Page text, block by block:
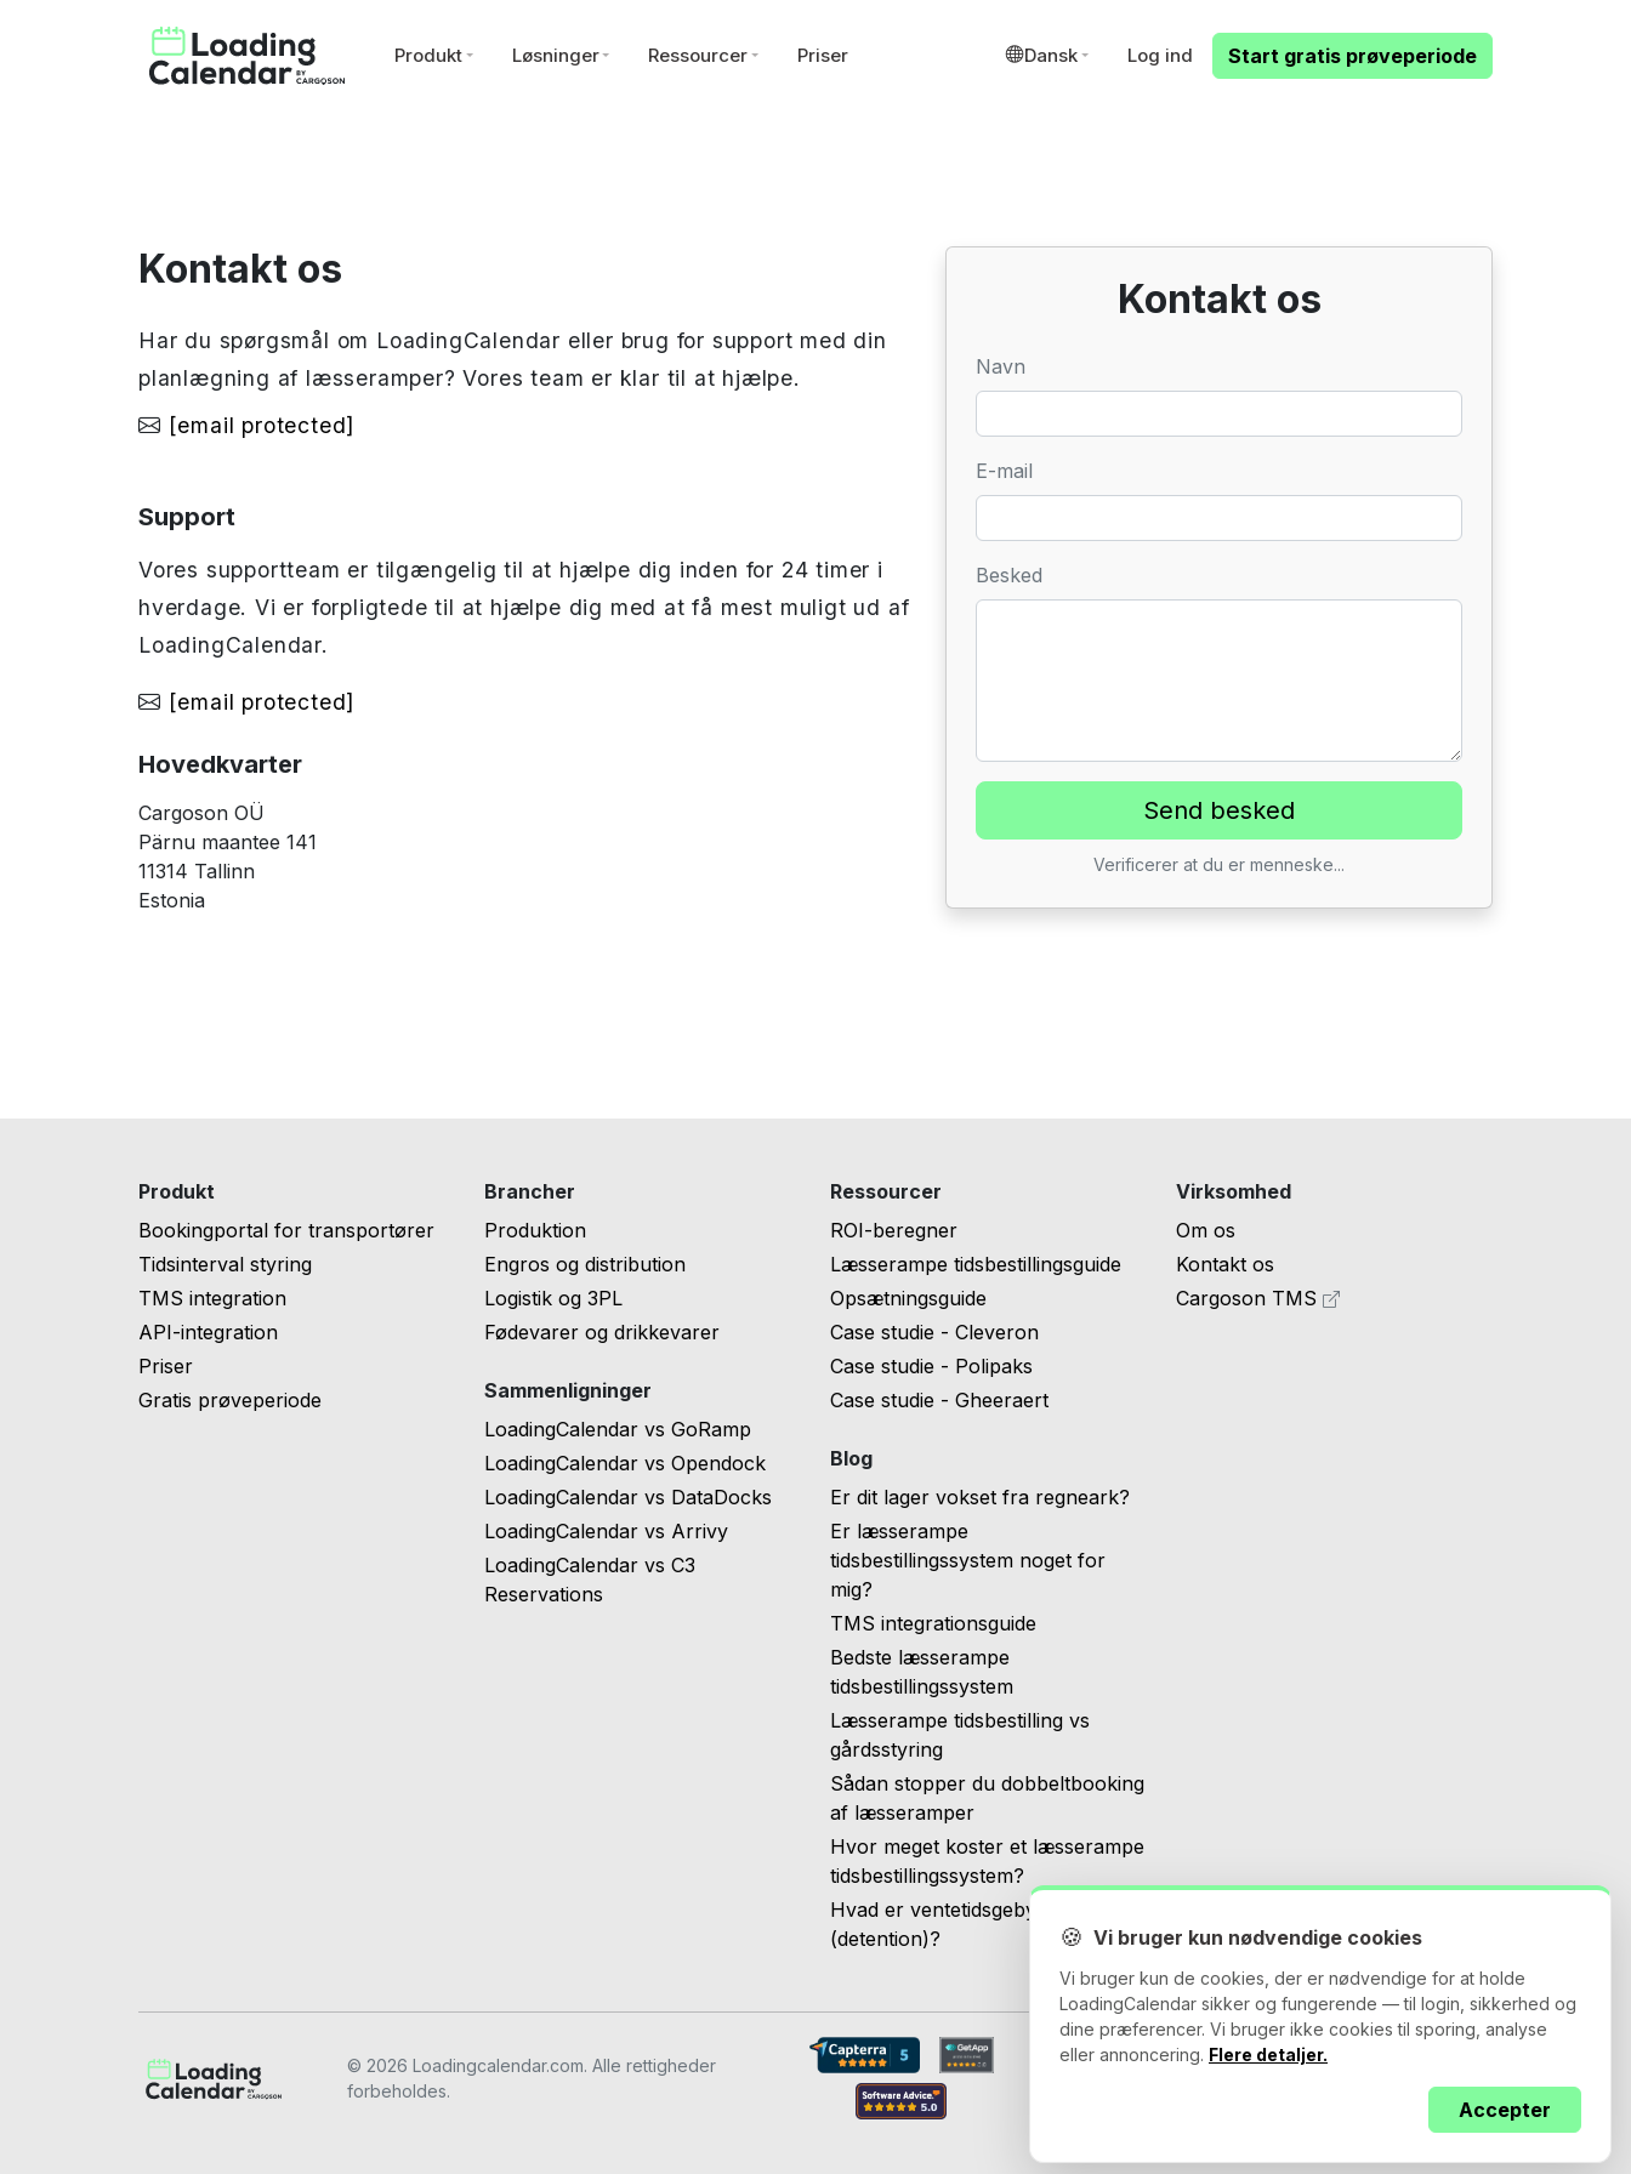
Produkt Løsninger Ressourcer Priser Dansk Log ind Start gratis prøveperiode
Kontakt os
Har du spørgsmål om LoadingCalendar eller brug for support med din
planlægning af læsseramper? Vores team er klar til at hjælpe.
[email protected]
Support
Vores supportteam er tilgængelig til at hjælpe dig inden for 24 timer i
hverdage. Vi er forpligtede til at hjælpe dig med at få mest muligt ud af
LoadingCalendar.
[email protected]
Hovedkvarter
Cargoson OÜ
Pärnu maantee 141
11314 Tallinn
Estonia
Kontakt os
Navn
E-mail
Besked
Verificerer at du er menneske...
Produkt
Bookingportal for transportører
Tidsinterval styring
TMS integration
API-integration
Priser
Gratis prøveperiode
Brancher
Produktion
Engros og distribution
Logistik og 3PL
Fødevarer og drikkevarer
Sammenligninger
LoadingCalendar vs GoRamp
LoadingCalendar vs Opendock
LoadingCalendar vs DataDocks
LoadingCalendar vs Arrivy
LoadingCalendar vs C3
Reservations
Ressourcer
ROI-beregner
Læsserampe tidsbestillingsguide
Opsætningsguide
Case studie - Cleveron
Case studie - Polipaks
Case studie - Gheeraert
Blog
Er dit lager vokset fra regneark?
Er læsserampe
tidsbestillingssystem noget for
mig?
TMS integrationsguide
Bedste læsserampe
tidsbestillingssystem
Læsserampe tidsbestilling vs
gårdsstyring
Sådan stopper du dobbeltbooking
af læsseramper
Hvor meget koster et læsserampe
tidsbestillingssystem?
Hvad er ventetidsgebyr
(detention)?
Virksomhed
Om os
Kontakt os
Cargoson TMS
© 2026 Loadingcalendar.com. Alle rettigheder
forbeholdes.
Vilkår og betingelser
Privatlivspolitik
🍪 Vi bruger kun nødvendige cookies
Vi bruger kun de cookies, der er nødvendige for at holde
LoadingCalendar sikker og fungerende — til login, sikkerhed og
dine præferencer. Vi bruger ikke cookies til sporing, analyse
eller annoncering. Flere detaljer.
Accepter